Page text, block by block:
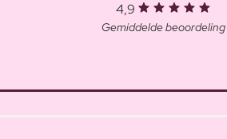
4,9
Gemiddelde beoordeling